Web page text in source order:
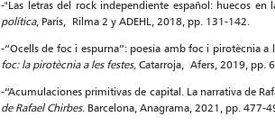
-"Las letras del rock independiente español: huecos
política, París, Rilma 2 y ADEHL, 2018, pp. 131-142.
-“Ocells de foc i espurna”: poesía amb foc i pirotècnia a
foc: la pirotècnia a les festes, Catarroja, Afers, 2019, pp.
-“Acumulaciones primitivas de capital. La narrativa de
de Rafael Chirbes. Barcelona, Anagrama, 2021, pp. 477-